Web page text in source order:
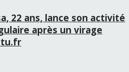
22 ans, lance son activité
après un virage